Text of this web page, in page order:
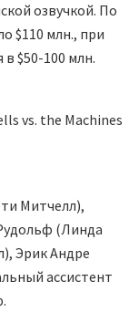
озвучкой. По
$110 млн., при
$50-100 млн.
vs. the Machines
Митчелл),
(Линда
Эрик Андре
ассистент